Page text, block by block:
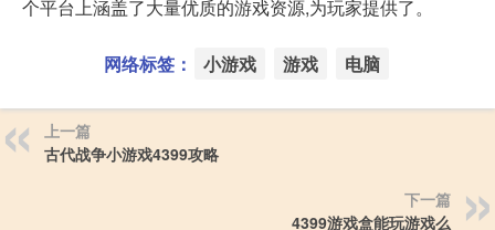
个平台上涵盖了大量优质的游戏资源,为玩家提供了。
网络标签： 小游戏 游戏 电脑
上一篇
古代战争小游戏4399攻略
下一篇
4399游戏盒能玩游戏么